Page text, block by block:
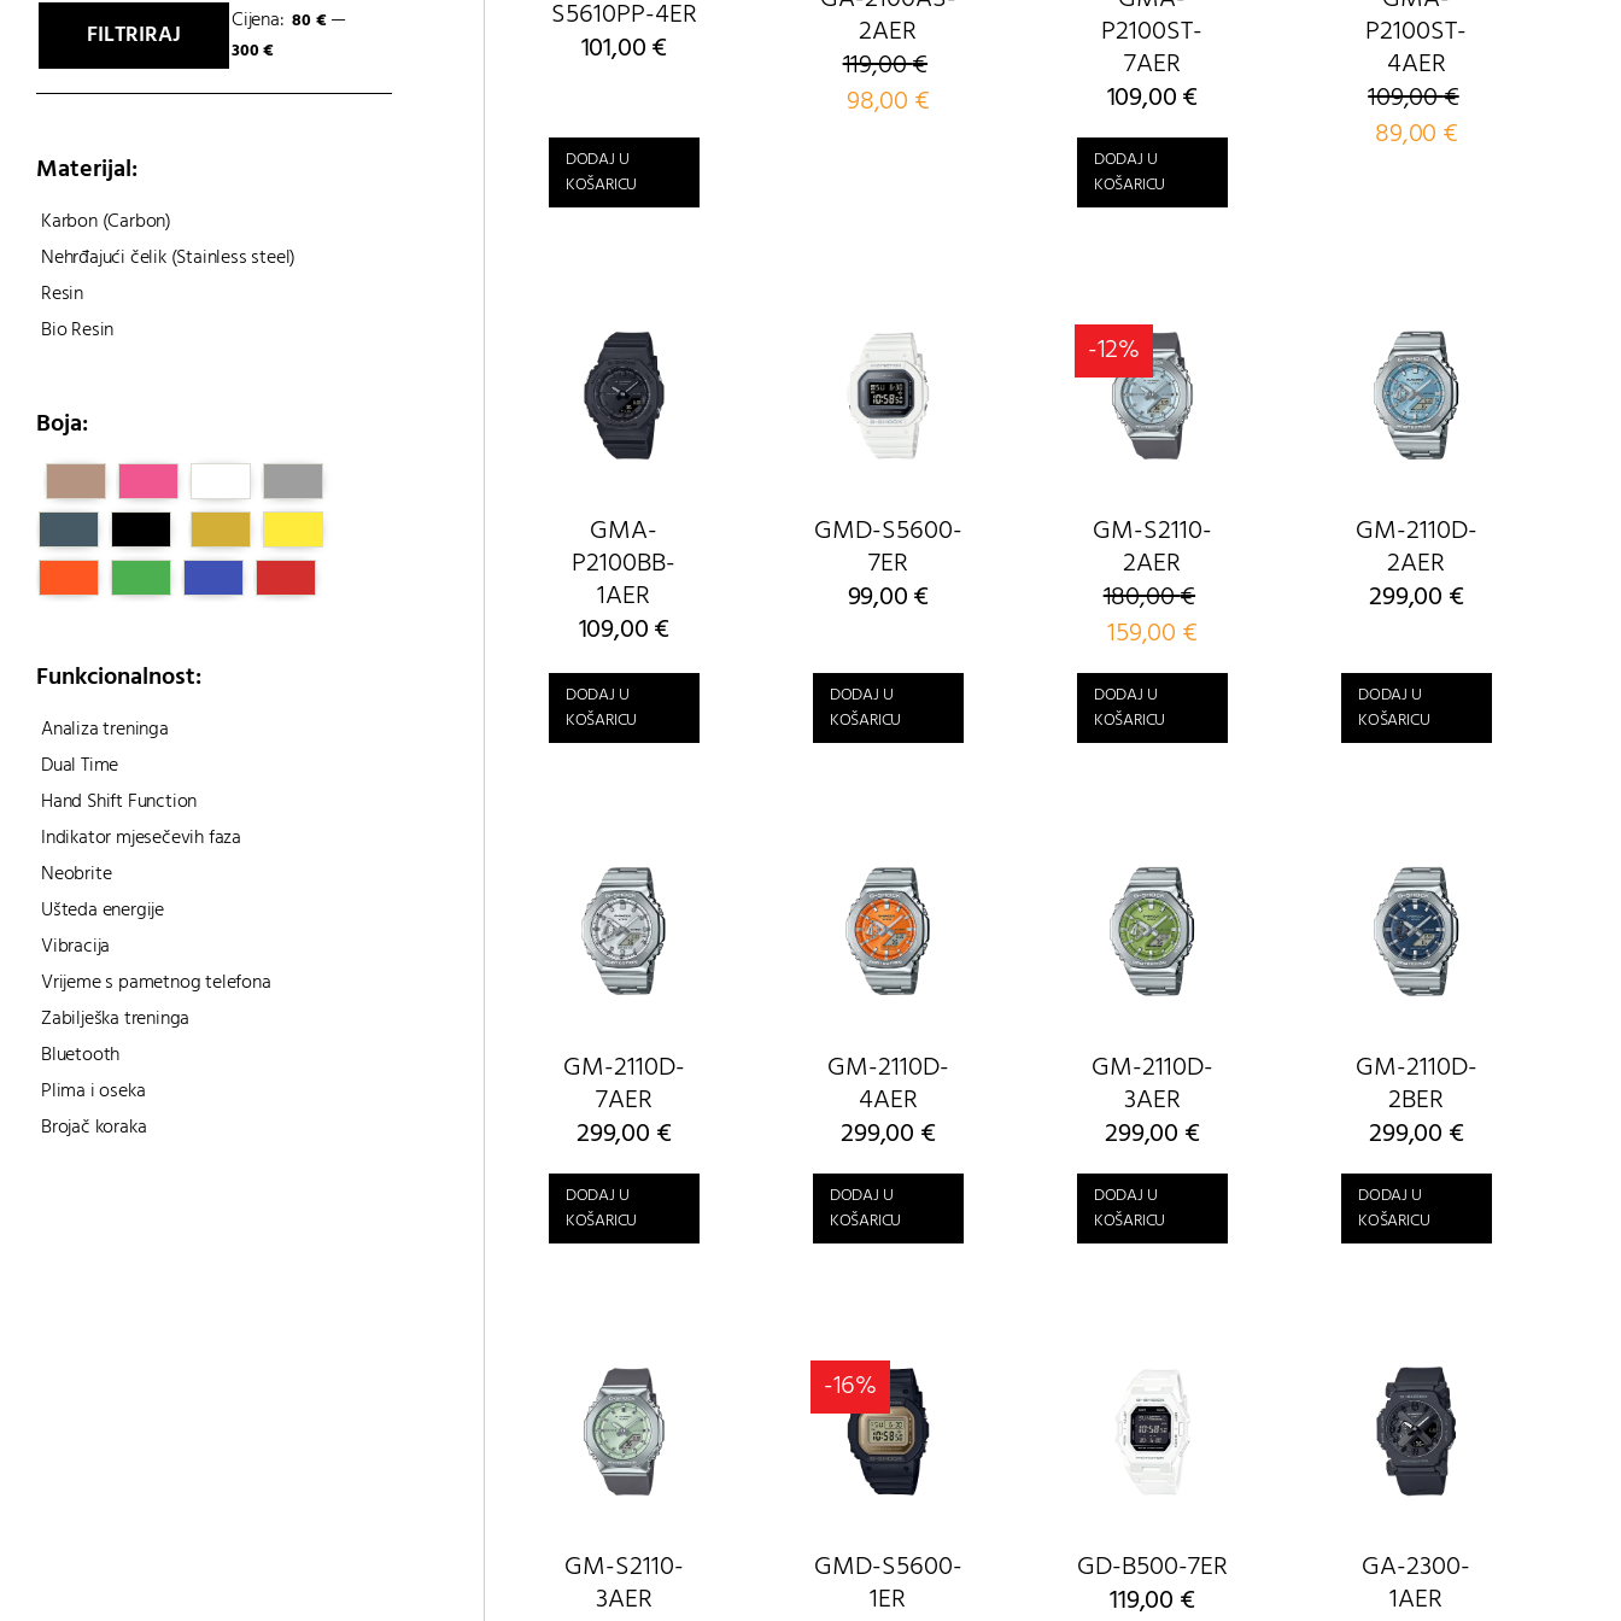
S5610PP-4ER
101,00€
DODAJ U
KOŠARICU
2AER
119,00€
Izvorna
cijena
98,00 €Trenutna
P2100ST-
7AER
109,00€
DODAJ U
KOŠARICU
P2100ST-
4AER
109,00€
Izvorna
cijena
89,00 €Trenutna
GMA-
P2100BB-
1AER
109,00€
DODAJ U
KOŠARICU
GMD-S5600-
7ER
99,00€
DODAJ U
KOŠARICU
-12%
GM-S2110-
2AER
180,00€
Izvorna
bila
je:
180,00 €.
159,00 €Trenutna
je:
DODAJ U
KOŠARICU
GM-2110D-
2AER
299,00 €
DODAJ U
KOŠARICU
GM-2110D-
7AER
299,00 €
DODAJ U
KOŠARICU
GM-2110D-
4AER
299,00 €
DODAJ U
KOŠARICU
GM-2110D-
3AER
299,00 €
DODAJ U
KOŠARICU
GM-2110D-
2BER
299,00 €
DODAJ U
KOŠARICU
GM-S2110-
3AER
-16%
GMD-S5600-
1ER
GD-B500-7ER
119,00 €
GA-2300-
1AER
cijena
cijena
FILTRIRAJ Cijena: 80 €—
300 €
Materijal:
Karbon (Carbon)
Nehrđajući čelik (Stainless steel)
Resin
Bio Resin
Boja:
Funkcionalnost:
Analiza treninga
Dual Time
Hand Shift Function
Indikator mjesečevih faza
Neobrite
Ušteda energije
Vibracija
Vrijeme s pametnog telefona
Zabilješka treninga
Bluetooth
Plima i oseka
Brojač koraka